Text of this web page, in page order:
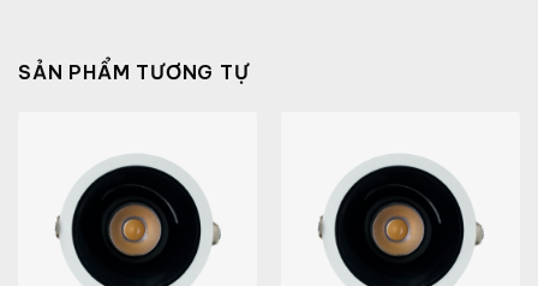
SẢN PHẨM TƯƠNG TỰ